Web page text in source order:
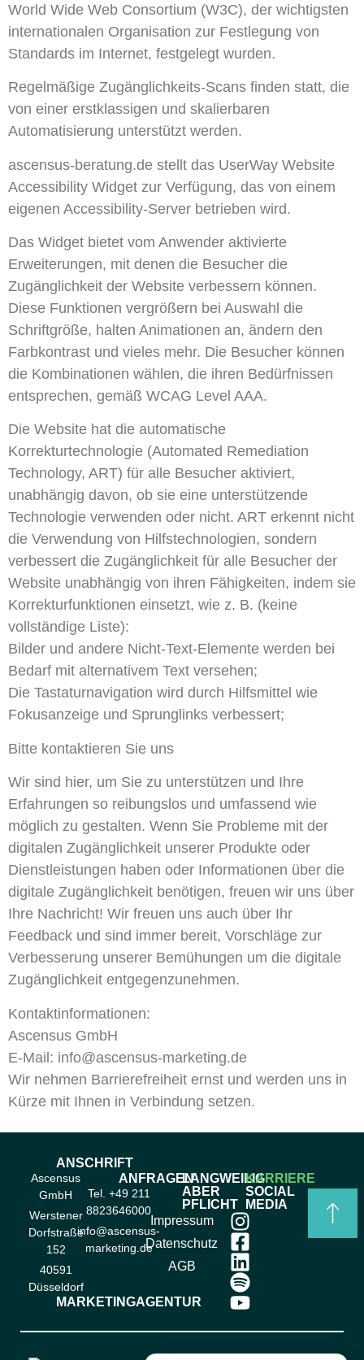
World Wide Web Consortium (W3C), der wichtigsten
internationalen Organisation zur Festlegung von
Standards im Internet, festgelegt wurden.
Regelmäßige Zugänglichkeits-Scans finden statt, die
von einer erstklassigen und skalierbaren
Automatisierung unterstützt werden.
ascensus-beratung.de stellt das UserWay Website
Accessibility Widget zur Verfügung, das von einem
eigenen Accessibility-Server betrieben wird.
Das Widget bietet vom Anwender aktivierte
Erweiterungen, mit denen die Besucher die
Zugänglichkeit der Website verbessern können.
Diese Funktionen vergrößern bei Auswahl die
Schriftgröße, halten Animationen an, ändern den
Farbkontrast und vieles mehr. Die Besucher können
die Kombinationen wählen, die ihren Bedürfnissen
entsprechen, gemäß WCAG Level AAA.
Die Website hat die automatische
Korrekturtechnologie (Automated Remediation
Technology, ART) für alle Besucher aktiviert,
unabhängig davon, ob sie eine unterstützende
Technologie verwenden oder nicht. ART erkennt nicht
die Verwendung von Hilfstechnologien, sondern
verbessert die Zugänglichkeit für alle Besucher der
Website unabhängig von ihren Fähigkeiten, indem sie
Korrekturfunktionen einsetzt, wie z. B. (keine
vollständige Liste):
Bilder und andere Nicht-Text-Elemente werden bei
Bedarf mit alternativem Text versehen;
Die Tastaturnavigation wird durch Hilfsmittel wie
Fokusanzeige und Sprunglinks verbessert;
Bitte kontaktieren Sie uns
Wir sind hier, um Sie zu unterstützen und Ihre
Erfahrungen so reibungslos und umfassend wie
möglich zu gestalten. Wenn Sie Probleme mit der
digitalen Zugänglichkeit unserer Produkte oder
Dienstleistungen haben oder Informationen über die
digitale Zugänglichkeit benötigen, freuen wir uns über
Ihre Nachricht! Wir freuen uns auch über Ihr
Feedback und sind immer bereit, Vorschläge zur
Verbesserung unserer Bemühungen um die digitale
Zugänglichkeit entgegenzunehmen.
Kontaktinformationen:
Ascensus GmbH
E-Mail: info@ascensus-marketing.de
Wir nehmen Barrierefreiheit ernst und werden uns in
Kürze mit Ihnen in Verbindung setzen.
ANSCHRIFT
Ascensus
GmbH
Werstener
Dorfstraße
152
40591
Düsseldorf
MARKETINGAGENTUR
ANFRAGEN
Tel. +49 211
8823646000
info@ascensus-
marketing.de
LANGWEILIG
ABER
PFLICHT
Impressum
Datenschutz
AGB
KARRIERE
SOCIAL
MEDIA